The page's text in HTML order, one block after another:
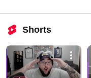
Shorts